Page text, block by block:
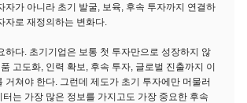
자가 아니라 초기 발굴, 보육, 후속 투자까지 연결하
자로 재정의하는 변화다.
하다. 초기기업은 보통 첫 투자만으로 성장하지 않
고도화, 인력 확보, 후속 투자, 글로벌 진출까지 이
거쳐야 한다. 그런데 제도가 초기 투자에만 머물러
는 가장 많은 정보를 가지고도 가장 중요한 후속